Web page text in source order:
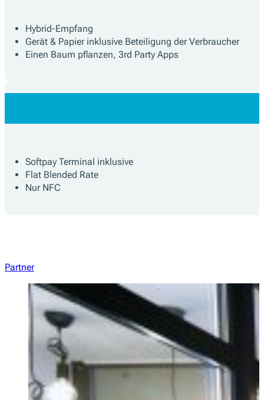
Hybrid-Empfang
Gerät & Papier inklusive Beteiligung der Verbraucher
Einen Baum pflanzen, 3rd Party Apps
Softpay Terminal inklusive
Flat Blended Rate
Nur NFC
Partner